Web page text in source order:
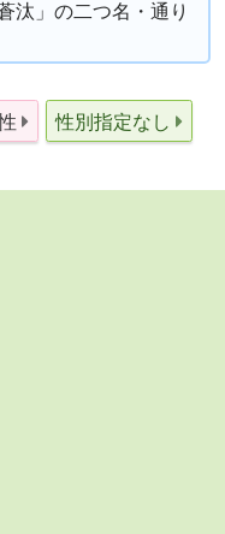
汰」の二つ名・通り
性別指定なし